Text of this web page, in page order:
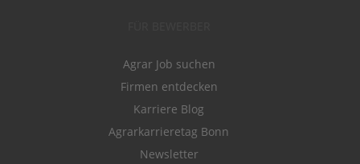
Agrar Job suchen
Firmen entdecken
Karriere Blog
Agrarkarrieretag Bonn
Newsletter